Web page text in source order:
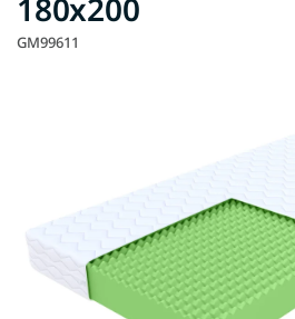
180x200
GM99611